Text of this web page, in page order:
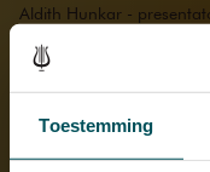
Toestemming
Aldith Hunkar -
Tania Kross -
Claron McFadden -
Paul Scheffer - publicist
Vinod Subramaniam -